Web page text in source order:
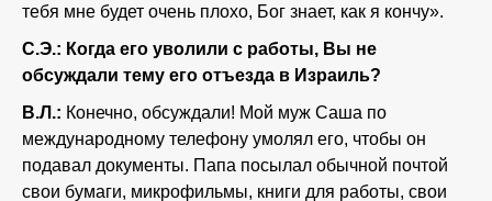
тебя мне будет очень плохо, Бог знает, как я кончу».
С.Э.: Когда его уволили с работы, Вы не
обсуждали тему его отъезда в Израиль?
В.Л.: Конечно, обсуждали! Мой муж Саша по
международному телефону умолял его, чтобы он
подавал документы. Папа посылал обычной почтой
свои бумаги, микрофильмы, книги для работы, свои